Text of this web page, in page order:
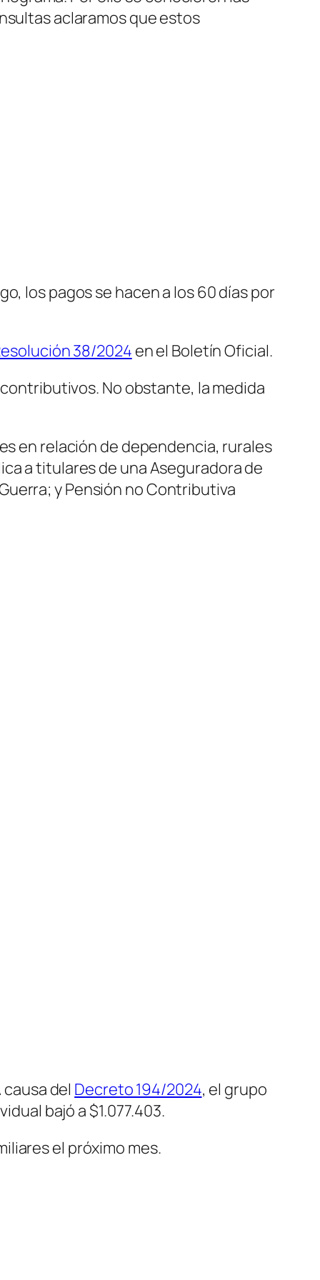
aclaramos que estos
los pagos se hacen a los 60 días por
38/2024 en el Boletín Oficial.
No obstante, la medida
en relación de dependencia, rurales
a titulares de una Aseguradora de
y Pensión no Contributiva
causa del Decreto 194/2024, el grupo
bajó a $1.077.403.
el próximo mes.